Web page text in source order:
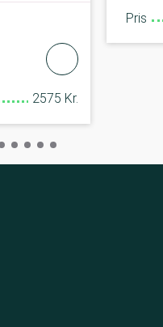
2575 Kr.
Pris